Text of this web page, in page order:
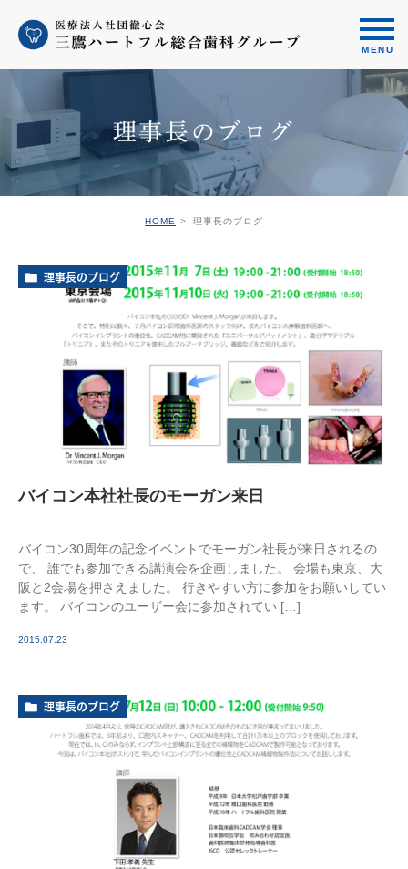
理事長のブログ
HOME 理事長のブログ
理事長のブログ
バイコン本社社長のモーガン来日
バイコン30周年の記念イベントでモーガン社長が来日されるの
で、 誰でも参加できる講演会を企画しました。 会場も東京、大
阪と2会場を押さえました。 行きやすい方に参加をお願いしてい
ます。 バイコンのユーザー会に参加されてい […]
2015.07.23
理事長のブログ